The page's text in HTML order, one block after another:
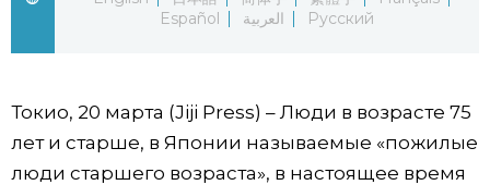
Фото/Видео
Разделы
Español
العربية Русский
Токио, 20 марта (Jiji Press) – Люди в возрасте 75
лет и старше, в Японии называемые «пожилые
люди старшего возраста», в настоящее время